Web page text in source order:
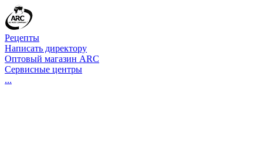
Рецепты
Написать директору
Оптовый магазин ARC
Сервисные центры
...